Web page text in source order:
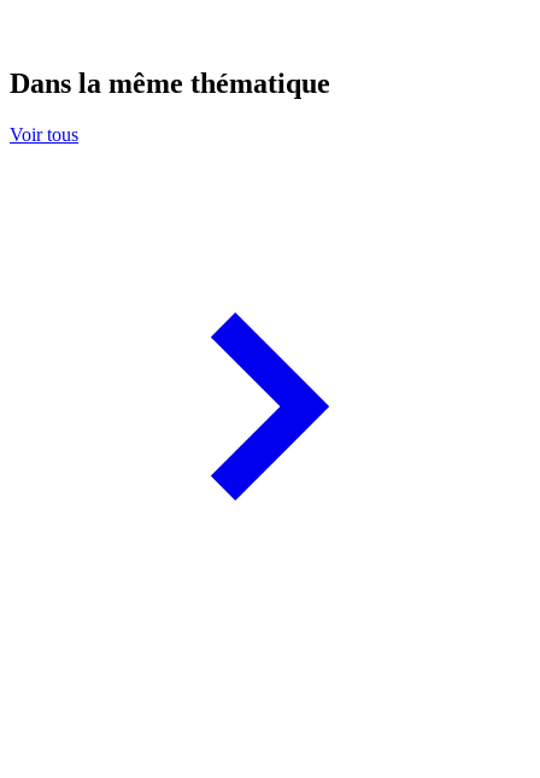
Dans la même thématique
Voir tous